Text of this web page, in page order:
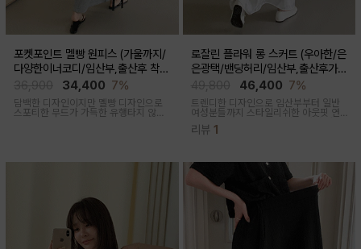
포켓포인트 멜빵 원피스 (가울까지/
다양한이너코디/임산부,출산후 착용
34,400 7%
담백한 디자인이지만 멜빵 디자인으로
스포티한 무드가 가득한 유행타지 않는
로잘린 플라워 롱 스커트 (우아한/은
은광택/밴딩허리/임산부,출산후가
46,400 7%
트렌디한 디자인으로 임산부부터 일반
여성분들까지 스타일리쉬한 아웃핏 연
패턴과 우아한 광택감이 세련된 롱스커
리뷰 1